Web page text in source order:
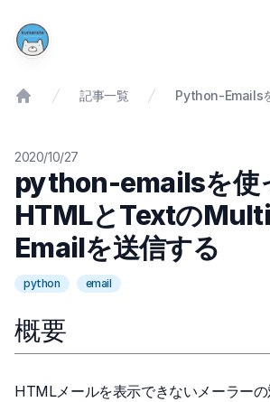
記事一覧
2020/10/27
python-emailsを使
HTMLとTextの
Emailを送信する
python email
概要
HTMLメールを表示できないメーラーの